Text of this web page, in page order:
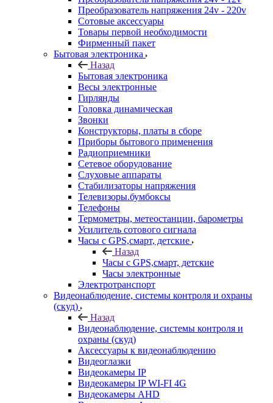
Преобразователь напряжения 24v - 220v
Сотовые аксессуары
Товары первой необходимости
Фирменный пакет
Бытовая электроника
Назад
Бытовая электроника
Весы электронные
Гирлянды
Головка динамическая
Звонки
Конструкторы, платы в сборе
Приборы бытового применения
Радиоприемники
Сетевое оборудование
Слуховые аппараты
Стабилизаторы напряжения
Телевизоры.бумбоксы
Телефоны
Термометры, метеостанции, барометры
Усилитель сотового сигнала
Часы с GPS,смарт, детские
Назад
Часы с GPS,смарт, детские
Часы электронные
Электротранспорт
Видеонаблюдение, системы контроля и охраны
(скуд)
Назад
Видеонаблюдение, системы контроля и
охраны (скуд)
Аксессуары к видеонаблюдению
Видеоглазки
Видеокамеры IP
Видеокамеры IP WI-FI 4G
Видеокамеры AHD